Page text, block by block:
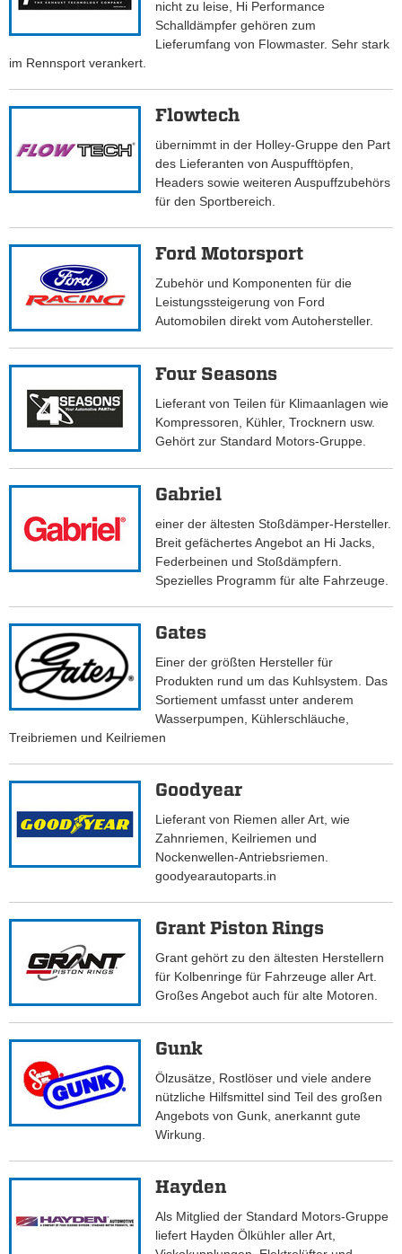
nicht zu leise, Hi Performance
Schalldämpfer gehören zum
Lieferumfang von Flowmaster. Sehr stark
im Rennsport verankert.
Flowtech
übernimmt in der Holley-Gruppe den Part
des Lieferanten von Auspufftöpfen,
Headers sowie weiteren Auspuffzubehörs
für den Sportbereich.
Ford Motorsport
Zubehör und Komponenten für die
Leistungssteigerung von Ford
Automobilen direkt vom Autohersteller.
Four Seasons
Lieferant von Teilen für Klimaanlagen wie
Kompressoren, Kühler, Trocknern usw.
Gehört zur Standard Motors-Gruppe.
Gabriel
einer der ältesten Stoßdämper-Hersteller.
Breit gefächertes Angebot an Hi Jacks,
Federbeinen und Stoßdämpfern.
Spezielles Programm für alte Fahrzeuge.
Gates
Einer der größten Hersteller für
Produkten rund um das Kuhlsystem. Das
Sortiement umfasst unter anderem
Wasserpumpen, Kühlerschläuche,
Treibriemen und Keilriemen
Goodyear
Lieferant von Riemen aller Art, wie
Zahnriemen, Keilriemen und
Nockenwellen-Antriebsriemen.
goodyearautoparts.in
Grant Piston Rings
Grant gehört zu den ältesten Herstellern
für Kolbenringe für Fahrzeuge aller Art.
Großes Angebot auch für alte Motoren.
Gunk
Ölzusätze, Rostlöser und viele andere
nützliche Hilfsmittel sind Teil des großen
Angebots von Gunk, anerkannt gute
Wirkung.
Hayden
Als Mitglied der Standard Motors-Gruppe
liefert Hayden Ölkühler aller Art,